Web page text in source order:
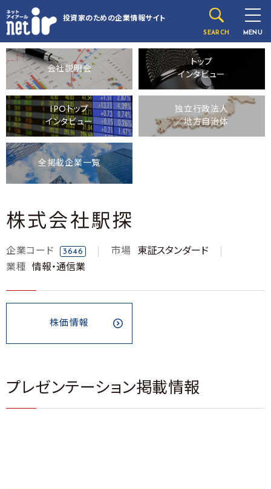
投資家のための企業情報サイト
SEARCH MENU
会社説明会
トップ
インタビュー
IPOトップ
インタビュー
独立行政法人
／地方自治体
全掲載企業一覧
株式会社駅探
企業コード 3646 市場
東証スタンダード
業種
情報・通信業
株価情報
プレゼンテーション掲載情報